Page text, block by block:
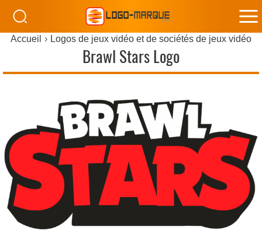
Accueil Logos de jeux vidéo et de sociétés de jeux vidéo
Brawl Stars Logo